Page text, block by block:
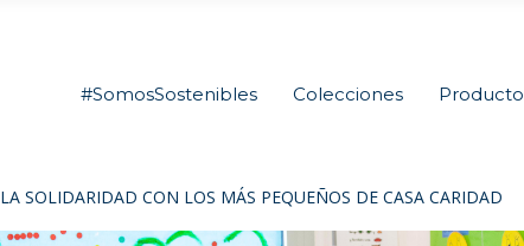
#SomosSostenibles Colecciones Producto
LA SOLIDARIDAD CON LOS MÁS PEQUEÑOS DE CASA CARIDAD